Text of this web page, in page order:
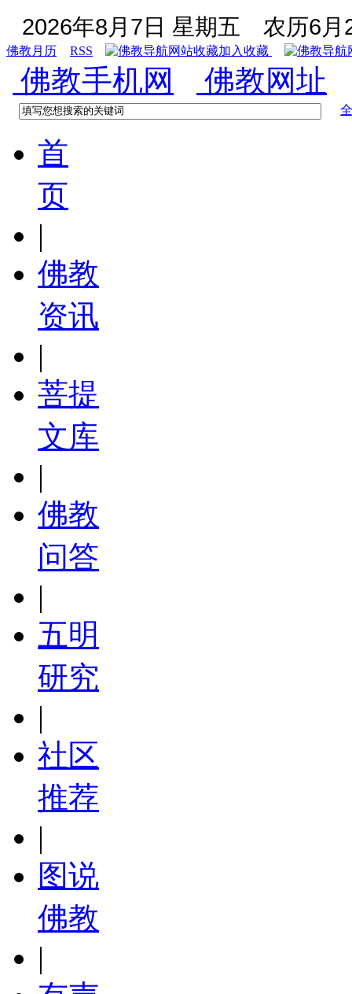
2026年8月7日 星期五 农历6月
佛教月历 RSS 加入收藏
佛教手机网 佛教网址
首
页
|
佛教
资讯
|
菩提
文库
|
佛教
问答
|
五明
研究
|
社区
推荐
|
图说
佛教
|